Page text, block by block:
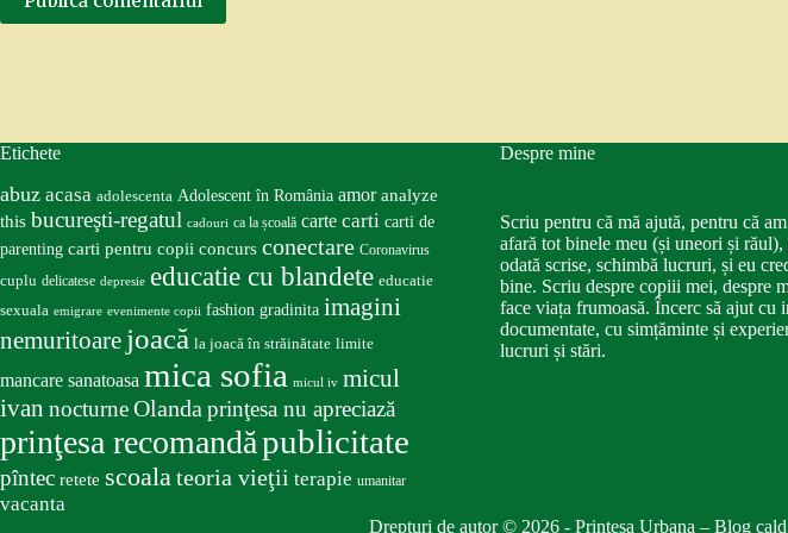
Etichete
abuz acasa adolescenta Adolescent în România amor analyze
this bucureşti-regatul cadouri ca la școală carte carti carti de
parenting carti pentru copii concurs conectare Coronavirus
cuplu delicatese depresie educatie cu blandete educatie
sexuala emigrare evenimente copii fashion gradinita imagini
nemuritoare joacă la joacă în străinătate limite
mancare sanatoasa mica sofia micul iv micul
ivan nocturneOlanda prinţesa nu apreciază
prinţesa recomandăpublicitate
pîntec retete scoalateoria vieţii terapie umanitar
vacanta
Despre mine
Scriu pentru că mă ajută, pentru că
afară tot binele meu (și uneori și
odată scrise, schimbă lucruri, și eu
bine. Scriu despre copiii mei, despre
face viața frumoasă. Încerc să ajut cu
documentate, cu simțăminte și
lucruri și stări.
Drepturi de autor © 2026 - Printesa Urbana – Blog